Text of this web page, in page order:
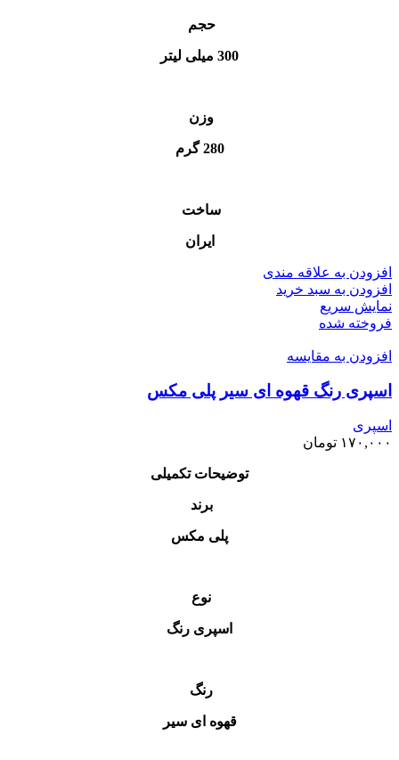
حجم
300 میلی لیتر
وزن
280 گرم
ساخت
ایران
افزودن به علاقه مندی
افزودن به سبد خرید
نمایش سریع
فروخته شده
افزودن به مقایسه
اسپری رنگ قهوه ای سیر پلی مکس
اسپری
۱۷۰,۰۰۰ تومان
توضیحات تکمیلی
برند
پلی مکس
نوع
اسپری رنگ
رنگ
قهوه ای سیر